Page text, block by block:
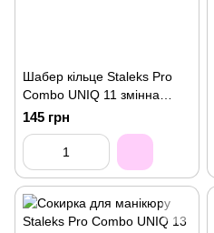
Шабер кільце Staleks Pro
Combo UNIQ 11 змінна
частина лопатки
145 грн